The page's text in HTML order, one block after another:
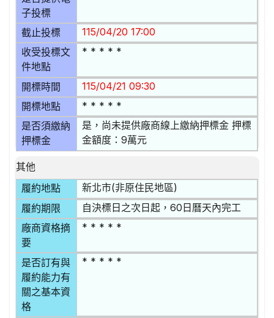
子投標
截止投標 115/04/20 17:00
收受投標文
件地點
* * * * *
開標時間 115/04/21 09:30
開標地點 * * * * *
是否須繳納
押標金
是，尚未提供廠商線上繳納押標金 押標
金額度：9萬元
其他
履約地點
新北市(非原住民地區)
履約期限 自決標日之次日起，60日曆天內完工
廠商資格摘
要
* * * * *
是否訂有與
履約能力有
關之基本資
格
* * * * *